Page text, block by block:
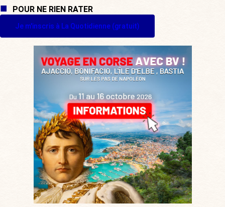
POUR NE RIEN RATER
Je m'inscris à La Quotidienne (gratuit)